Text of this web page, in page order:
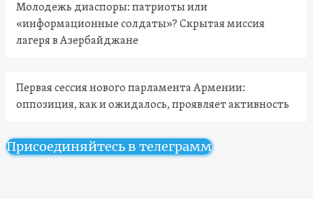
Молодежь диаспоры: патриоты или
«информационные солдаты»? Скрытая миссия
лагеря в Азербайджане
Первая сессия нового парламента Армении:
оппозиция, как и ожидалось, проявляет активность
Присоединяйтесь в телеграмм